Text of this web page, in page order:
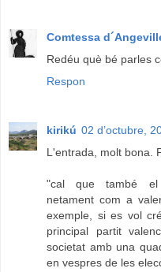
Comtessa
Redéu què bé parles
Respon
kirikú 02 d’octubre,
L'entrada, molt bona.
"cal que també el
netament com a
exemple, si es vol
principal partit
societat amb una
en vespres de les